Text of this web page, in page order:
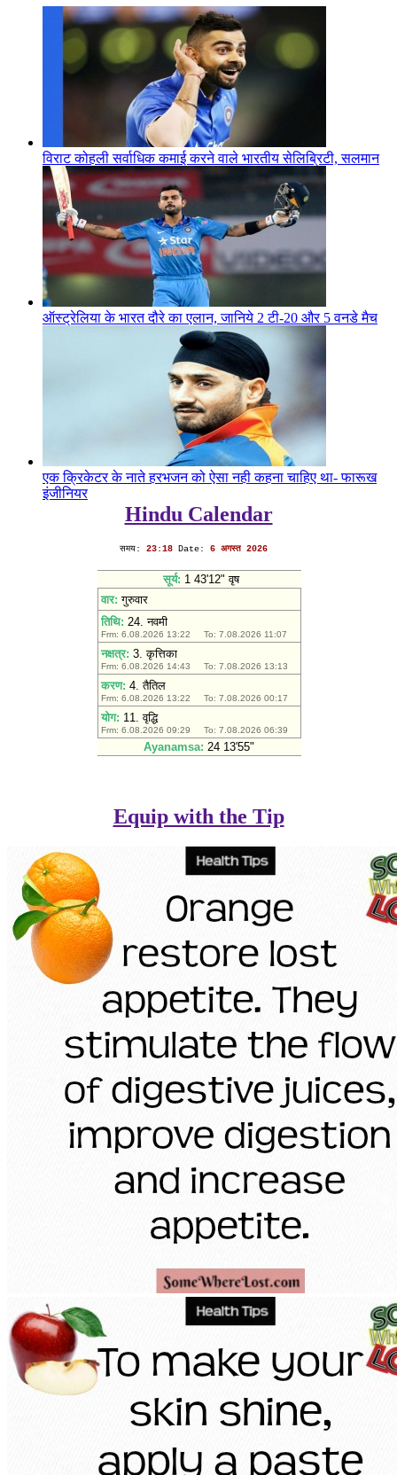
विराट कोहली सर्वाधिक कमाई करने वाले भारतीय सेलिब्रिटी, सलमान
अक्षय शाहरुख सब पीछे
ऑस्ट्रेलिया के भारत दौरे का एलान, जानिये 2 टी-20 और 5 वनडे मैच
एक क्रिकेटर के नाते हरभजन को ऐसा नही कहना चाहिए था- फारूख
इंजीनियर
Hindu Calendar
Equip with the Tip